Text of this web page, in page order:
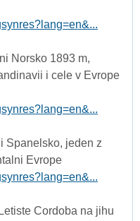
Norsko 1893 m,
i cele v Evrope
Spanelsko, jeden z
Evrope
Letiste Cordoba na jihu